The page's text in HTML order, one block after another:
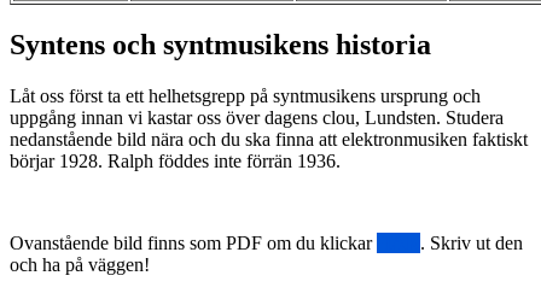
Syntens och syntmusikens historia
Låt oss först ta ett helhetsgrepp på syntmusikens ursprung och
uppgång innan vi kastar oss över dagens clou, Lundsten. Studera
nedanstående bild nära och du ska finna att elektronmusiken faktiskt
börjar 1928. Ralph föddes inte förrän 1936.
Ovanstående bild finns som PDF om du klickar
. Skriv ut den
och ha på väggen!